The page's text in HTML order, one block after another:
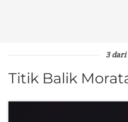
3 dari
Titik Balik